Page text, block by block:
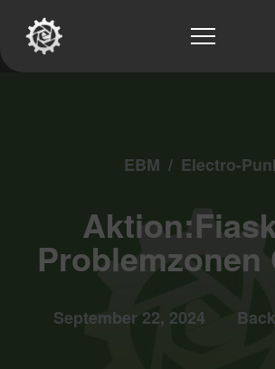
EBM / Electro-
Problemzonen
September 22, 2024